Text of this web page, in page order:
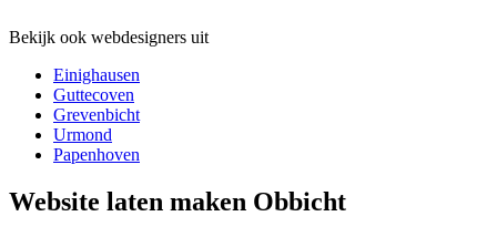
Bekijk ook webdesigners uit
Einighausen
Guttecoven
Grevenbicht
Urmond
Papenhoven
Website laten maken Obbicht